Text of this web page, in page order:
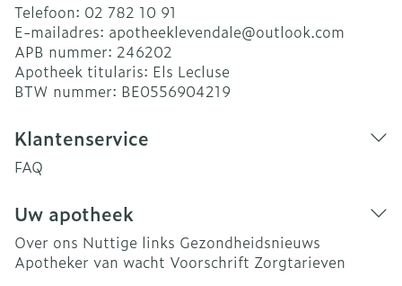
Telefoon: 02 782 10 91
E-mailadres: apotheeklevendale@outlook.com
APB nummer: 246202
Apotheek titularis: Els Lecluse
BTW nummer: BE0556904219
Klantenservice
FAQ
Uw apotheek
Over ons Nuttige links Gezondheidsnieuws
Apotheker van wacht Voorschrift Zorgtarieven